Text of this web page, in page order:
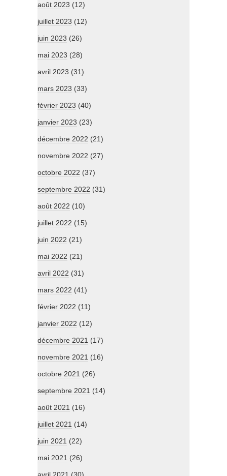
août 2023 (12)
juillet 2023 (12)
juin 2023 (26)
mai 2023 (28)
avril 2023 (31)
mars 2023 (33)
février 2023 (40)
janvier 2023 (23)
décembre 2022 (21)
novembre 2022 (27)
octobre 2022 (37)
septembre 2022 (31)
août 2022 (10)
juillet 2022 (15)
juin 2022 (21)
mai 2022 (21)
avril 2022 (31)
mars 2022 (41)
février 2022 (11)
janvier 2022 (12)
décembre 2021 (17)
novembre 2021 (16)
octobre 2021 (26)
septembre 2021 (14)
août 2021 (16)
juillet 2021 (14)
juin 2021 (22)
mai 2021 (26)